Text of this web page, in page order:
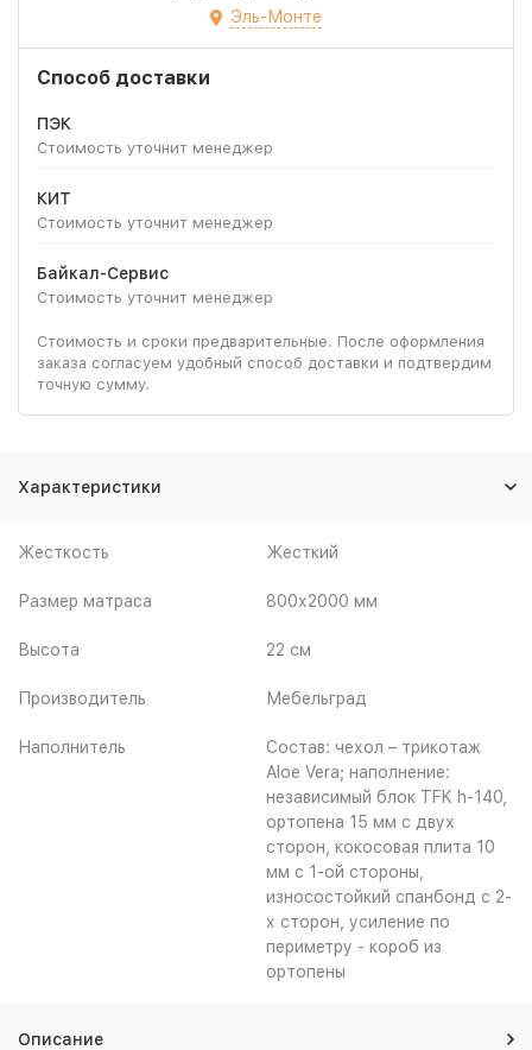
Эль-Монте
Способ доставки
ПЭК
Стоимость уточнит менеджер
КИТ
Стоимость уточнит менеджер
Байкал-Сервис
Стоимость уточнит менеджер
Стоимость и сроки предварительные. После оформления
заказа согласуем удобный способ доставки и подтвердим
точную сумму.
Характеристики
Жесткость Жесткий
Размер матраса 800х2000 мм
Высота 22 см
Производитель Мебельград
Наполнитель
Состав: чехол – трикотаж
Aloe Vera; наполнение:
независимый блок TFK h-140,
ортопена 15 мм с двух
сторон, кокосовая плита 10
мм с 1-ой стороны,
износостойкий спанбонд с 2-
х сторон, усиление по
периметру - короб из
ортопены
Описание